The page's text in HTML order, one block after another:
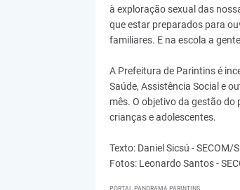
à exploração sexual das
que estar preparados para
familiares. E na escola a
A Prefeitura de Parintins é
Saúde, Assistência Social e
mês. O objetivo da gestão
crianças e adolescentes.
Texto: Daniel Sicsú - SECOM/
Fotos: Leonardo Santos -
PORTAL PANORAMA PARINTINS